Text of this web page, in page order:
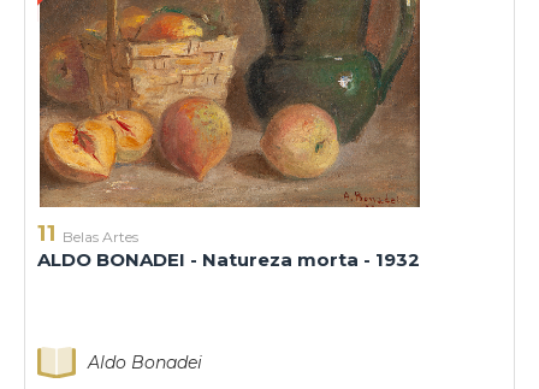
11 Belas Artes
ALDO BONADEI - Natureza morta - 1932
Aldo Bonadei